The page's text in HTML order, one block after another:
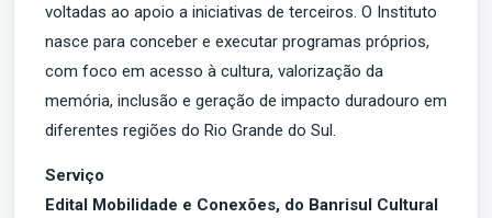
voltadas ao apoio a iniciativas de terceiros. O Instituto
nasce para conceber e executar programas próprios,
com foco em acesso à cultura, valorização da
memória, inclusão e geração de impacto duradouro em
diferentes regiões do Rio Grande do Sul.
Serviço
Edital Mobilidade e Conexões, do Banrisul Cultural